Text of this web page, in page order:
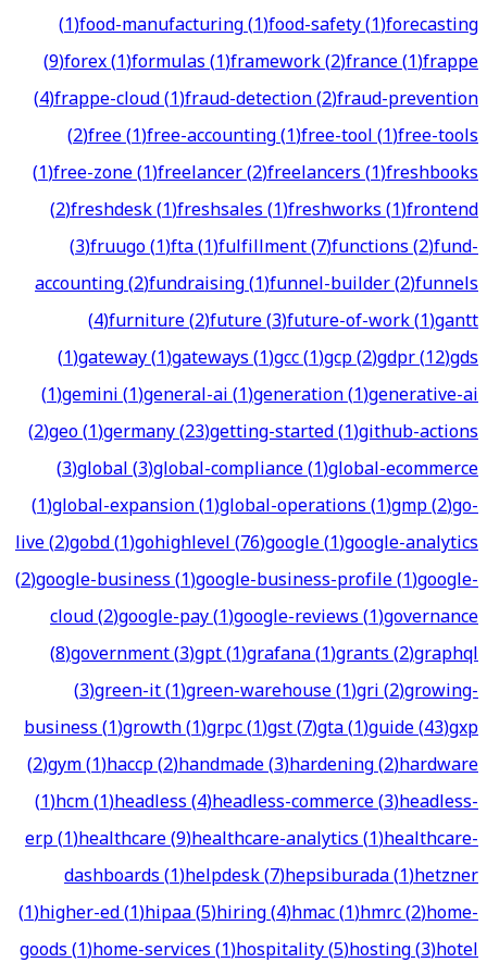
(1)food-manufacturing(1)food-safety(1)forecasting
(9)forex(1)formulas(1)framework(2)france(1)frappe
(4)frappe-cloud(1)fraud-detection(2)fraud-prevention
(2)free(1)free-accounting(1)free-tool(1)free-tools
(1)free-zone(1)freelancer(2)freelancers(1)freshbooks
(2)freshdesk(1)freshsales(1)freshworks(1)frontend
(3)fruugo(1)fta(1)fulfillment(7)functions(2)fund-
accounting(2)fundraising(1)funnel-builder(2)funnels
(4)furniture(2)future(3)future-of-work(1)gantt
(1)gateway(1)gateways(1)gcc(1)gcp(2)gdpr(12)gds
(1)gemini(1)general-ai(1)generation(1)generative-ai
(2)geo(1)germany(23)getting-started(1)github-actions
(3)global(3)global-compliance(1)global-ecommerce
(1)global-expansion(1)global-operations(1)gmp(2)go-
live(2)gobd(1)gohighlevel(76)google(1)google-analytics
(2)google-business(1)google-business-profile(1)google-
cloud(2)google-pay(1)google-reviews(1)governance
(8)government(3)gpt(1)grafana(1)grants(2)graphql
(3)green-it(1)green-warehouse(1)gri(2)growing-
business(1)growth(1)grpc(1)gst(7)gta(1)guide(43)gxp
(2)gym(1)haccp(2)handmade(3)hardening(2)hardware
(1)hcm(1)headless(4)headless-commerce(3)headless-
erp(1)healthcare(9)healthcare-analytics(1)healthcare-
dashboards(1)helpdesk(7)hepsiburada(1)hetzner
(1)higher-ed(1)hipaa(5)hiring(4)hmac(1)hmrc(2)home-
goods(1)home-services(1)hospitality(5)hosting(3)hotel